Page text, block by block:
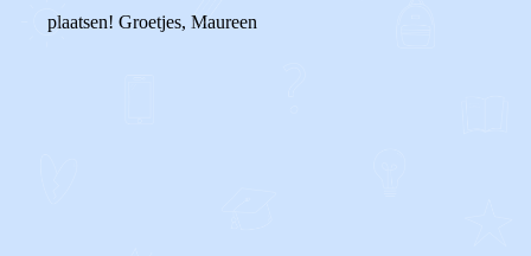
plaatsen! Groetjes, Maureen